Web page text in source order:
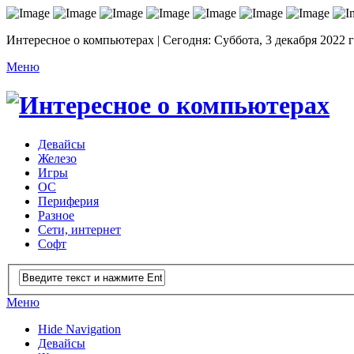
Интересное о компьютерах | Сегодня: Суббота, 3 декабря 2022
Меню
Девайсы
Железо
Игры
ОС
Периферия
Разное
Сети, интернет
Софт
Меню
Hide Navigation
Девайсы